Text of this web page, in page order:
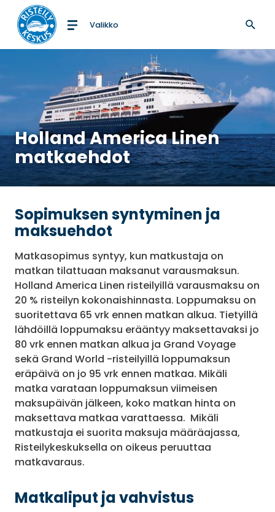
Etusivulle
Valikko
Holland America Linen
matkaehdot
Sopimuksen syntyminen ja
maksuehdot
Matkasopimus syntyy, kun matkustaja on
matkan tilattuaan maksanut varausmaksun.
Holland America Linen risteilyillä varausmaksu on
20 % risteilyn kokonaishinnasta. Loppumaksu on
suoritettava 65 vrk ennen matkan alkua. Tietyillä
lähdöillä loppumaksu erääntyy maksettavaksi jo
80 vrk ennen matkan alkua ja Grand Voyage
sekä Grand World -risteilyillä loppumaksun
eräpäivä on jo 95 vrk ennen matkaa. Mikäli
matka varataan loppumaksun viimeisen
maksupäivän jälkeen, koko matkan hinta on
maksettava matkaa varattaessa. Mikäli
matkustaja ei suorita maksuja määräajassa,
Risteilykeskuksella on oikeus peruuttaa
matkavaraus.
Matkaliput ja vahvistus